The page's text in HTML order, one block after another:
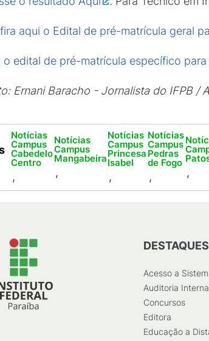
aqui o Edital de pré-matrícula geral
o edital de pré-matrícula específico
Ernani Baracho - Jornalista do IFPB /
Notícias
Campus
Cabedelo
Centro
,
Notícias
Campus
Mangabeira
,
Notícias
Campus
Princesa
Isabel
,
Notícias
Campus
Pedras
de Fogo
, ,
DESTAQUES
Acesso a
Auditoria Interna
Concursos
Editora
Educação a